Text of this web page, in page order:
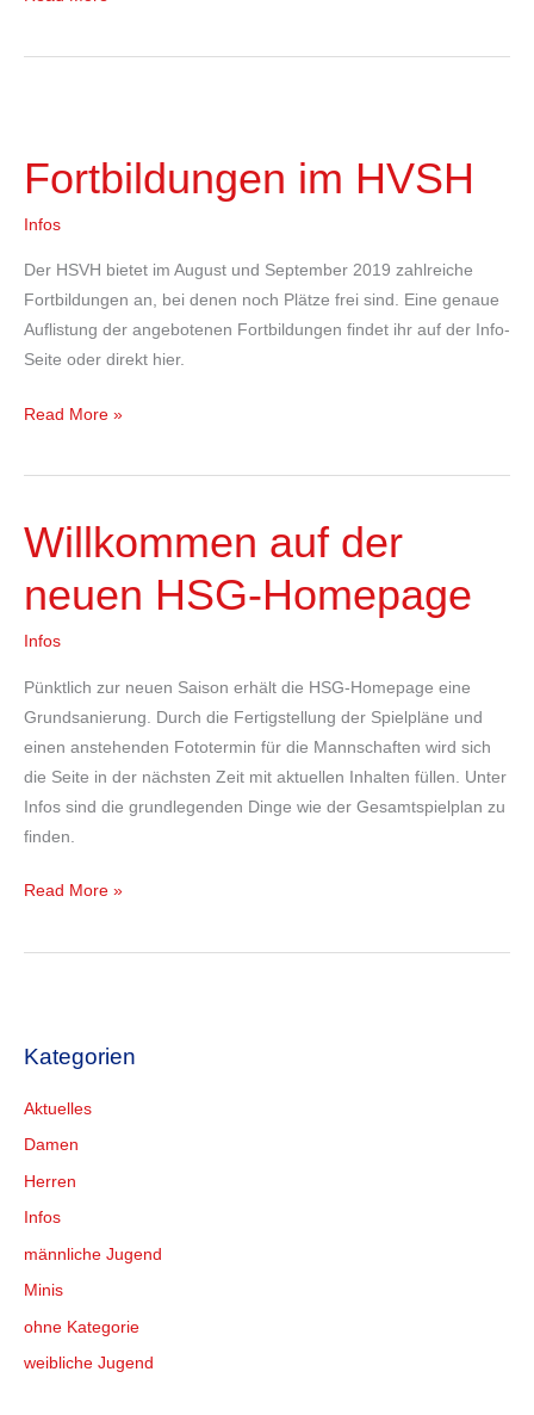
Kategorien
Aktuelles
Damen
Herren
Infos
männliche Jugend
Minis
ohne Kategorie
weibliche Jugend
Fortbildungen im HVSH
Infos
Der HSVH bietet im August und September 2019 zahlreiche
Fortbildungen an, bei denen noch Plätze frei sind. Eine genaue
Auflistung der angebotenen Fortbildungen findet ihr auf der Info-
Seite oder direkt hier.
HVSH
Read More »
Willkommen auf der
neuen HSG-Homepage
Infos
Pünktlich zur neuen Saison erhält die HSG-Homepage eine
Grundsanierung. Durch die Fertigstellung der Spielpläne und
einen anstehenden Fototermin für die Mannschaften wird sich
die Seite in der nächsten Zeit mit aktuellen Inhalten füllen. Unter
Infos sind die grundlegenden Dinge wie der Gesamtspielplan zu
finden.
Willkommen
auf
der
HSG-
Homepage
Read More »